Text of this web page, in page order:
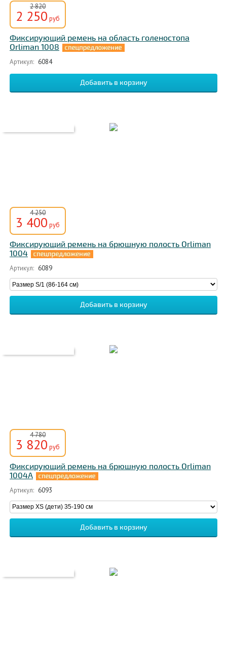
2 820
2 250 руб
Фиксирующий ремень на область голеностопа
Orliman 1008
Артикул: 6084
4 250
3 400 руб
Фиксирующий ремень на брюшную полость Orliman
1004
Артикул: 6089
4 780
3 820 руб
Фиксирующий ремень на брюшную полость Orliman
1004A
Артикул: 6093